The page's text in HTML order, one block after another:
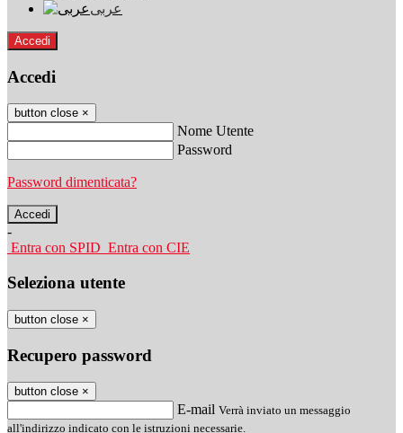
عربى
Accedi
Accedi
button close ×
Nome Utente
Password
Password dimenticata?
-
Entra con SPID Entra con CIE
Seleziona utente
button close ×
Recupero password
button close ×
E-mail Verrà inviato un messaggio
all'indirizzo indicato con le istruzioni necessarie.